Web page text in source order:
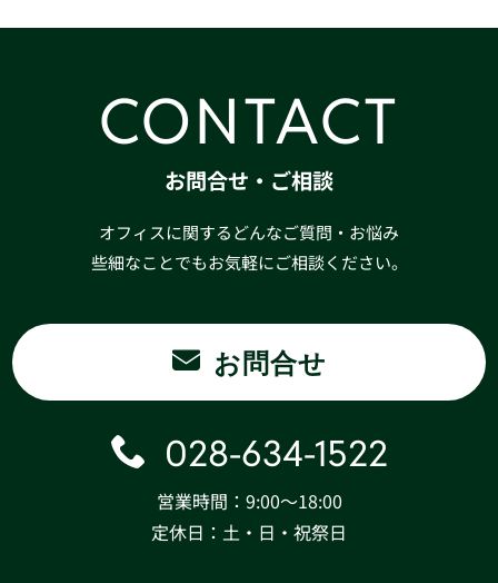
CONTACT
お問合せ・ご相談
オフィスに関するどんなご質問・お悩み
些細なことでもお気軽にご相談ください。
お問合せ
028-634-1522
営業時間：9:00〜18:00
定休日：土・日・祝祭日